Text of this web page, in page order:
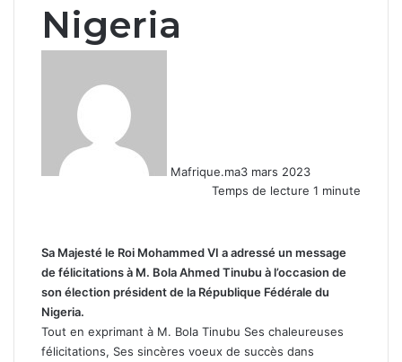
Nigeria
Mafrique.ma3 mars 2023
Temps de lecture 1 minute
Sa Majesté le Roi Mohammed VI a adressé un message
de félicitations à M. Bola Ahmed Tinubu à l’occasion de
son élection président de la République Fédérale du
Nigeria.
Tout en exprimant à M. Bola Tinubu Ses chaleureuses
félicitations, Ses sincères voeux de succès dans